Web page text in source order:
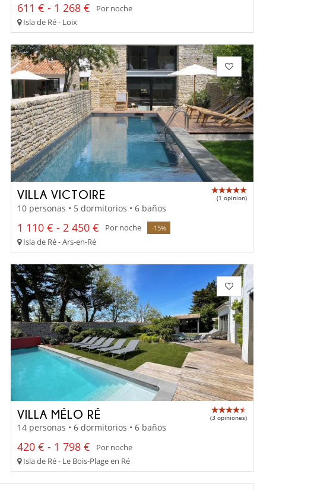
611 € - 1 268 €
Por noche
Isla de Ré - Loix
VILLA VICTOIRE (1 opinion)
10 personas • 5 dormitorios • 6 baños
1 110 € - 2 450 € Por noche -15%
Isla de Ré - Ars-en-Ré
VILLA MÉLO RÉ (3 opiniones)
14 personas • 6 dormitorios • 6 baños
420 € - 1 798 €
Por noche
Isla de Ré - Le Bois-Plage en Ré